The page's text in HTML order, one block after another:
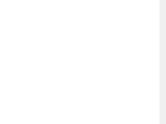
todo el show
y situaciones
tu mesa y no te quedes
y descubre por qué